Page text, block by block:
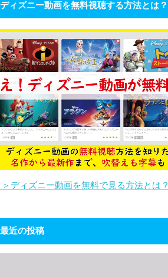
ディズニー動画を無料視聴する方法とは？
＞ディズニー動画を無料で見る方法とは？
最近の投稿